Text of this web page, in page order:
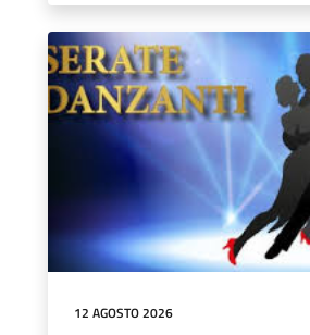
12 AGOSTO 2026